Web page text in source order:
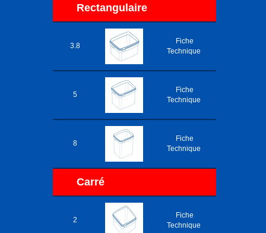
Rectangulaire
3.8
Fiche
Technique
5
Fiche
Technique
8
Fiche
Technique
Carré
2
Fiche
Technique